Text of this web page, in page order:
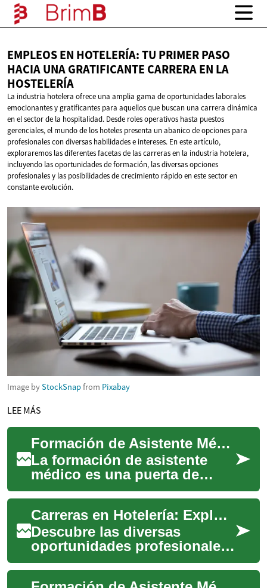
EMPLEOS EN HOTELERÍA: TU PRIMER PASO
HACIA UNA GRATIFICANTE CARRERA EN LA
HOSTELERÍA
La industria hotelera ofrece una amplia gama de oportunidades laborales
emocionantes y gratificantes para aquellos que buscan una carrera dinámica
en el sector de la hospitalidad. Desde roles operativos hasta puestos
gerenciales, el mundo de los hoteles presenta un abanico de opciones para
profesionales con diversas habilidades e intereses. En este artículo,
exploraremos las diferentes facetas de las carreras en la industria hotelera,
incluyendo las oportunidades de formación, las diversas opciones
profesionales y las posibilidades de crecimiento rápido en este sector en
constante evolución.
Image byStockSnapfrom Pixabay
LEE MÁS
Formación de Asistente Médico: Tu Camino Hacia una Carrera en el Sector Salud
La formación de asistente
médico es una puerta de
entrada emocionante y
gratificante al mundo de la
atención médica. ...
Carreras en Hotelería: Explora el Mundo de la Hospitalidad
Descubre las diversas
oportunidades profesionales
que ofrece el sector hotelero.
Desde roles de servicio al